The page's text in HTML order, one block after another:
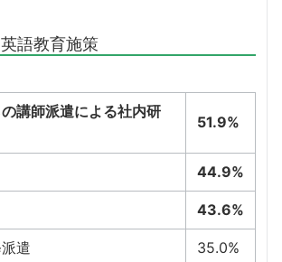
語教育施策
講師派遣による社内研
51.9%
44.9%
43.6%
遣 35.0%